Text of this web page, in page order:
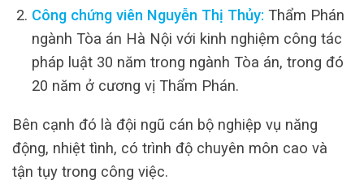
Công chứng viên Nguyễn Thị Thủy: Thẩm Phán
ngành Tòa án Hà Nội với kinh nghiệm công tác
pháp luật 30 năm trong ngành Tòa án, trong đó
20 năm ở cương vị Thẩm Phán.
Bên cạnh đó là đội ngũ cán bộ nghiệp vụ năng
động, nhiệt tình, có trình độ chuyên môn cao và
tận tụy trong công việc.